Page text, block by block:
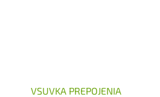
VSUVKA PREPOJENIA